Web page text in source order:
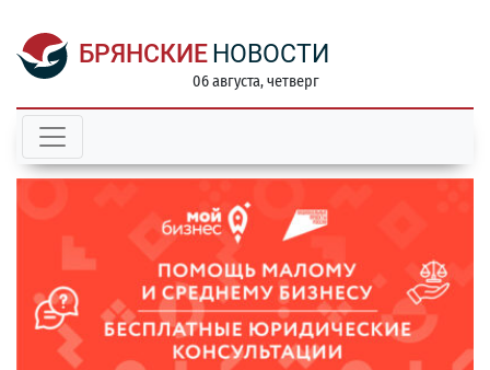
БРЯНСКИЕ НОВОСТИ
06 августа, четверг